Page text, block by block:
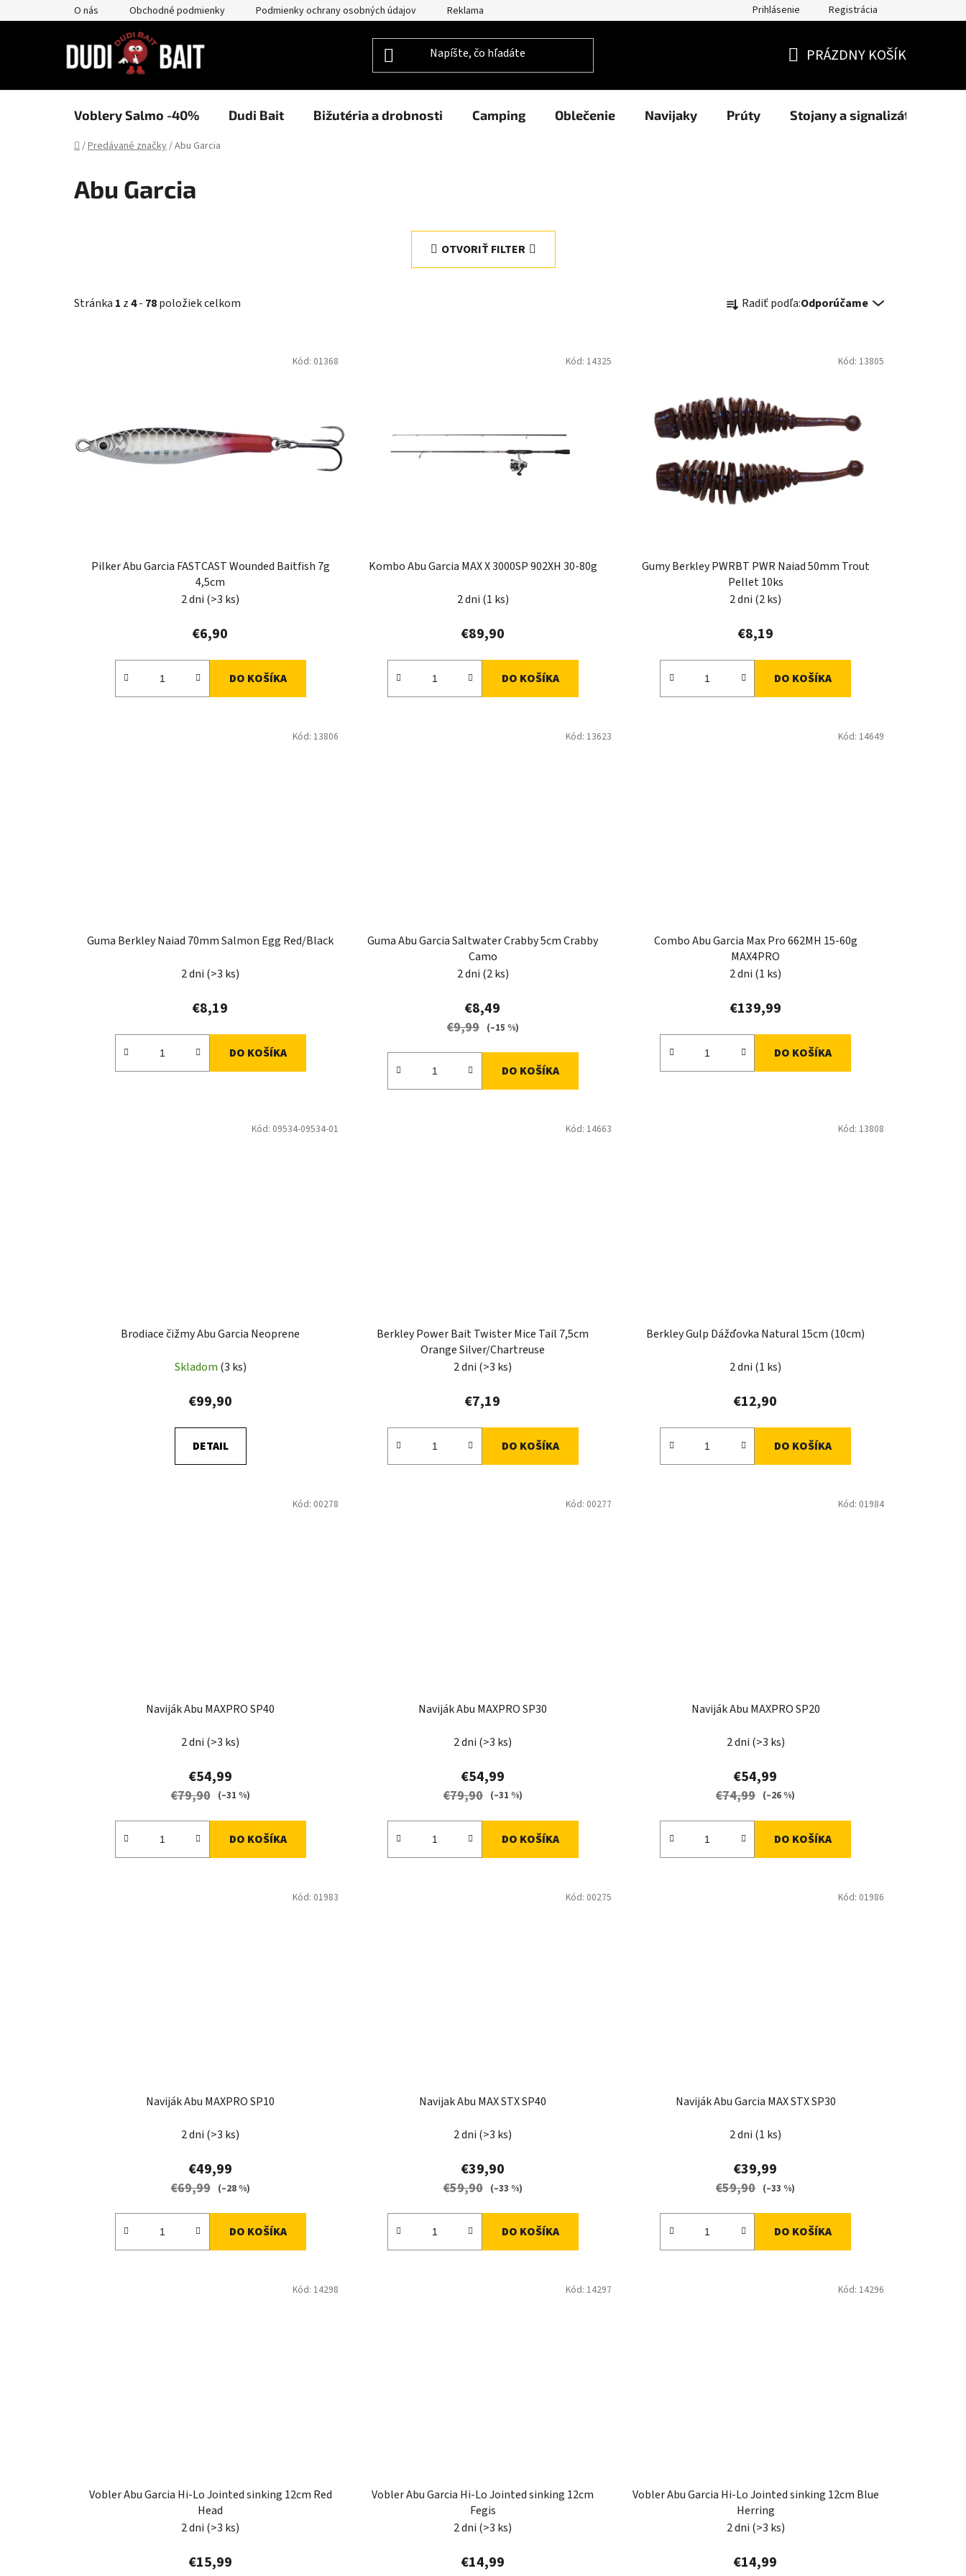
na
O nás Obchodné podmienky Podmienky ochrany osobných údajov Reklamačný poriadok Formuláre NAŠI PARTNERI -
Prihlásenie Registrácia
KOŠÍK
PRÁZDNY KOŠÍK
Voblery Salmo -40% Dudi Bait Bižutéria a drobnosti Camping Oblečenie Navijaky Prúty Stojany a signalizátory
Domov
/Predávané značky/Abu Garcia
Abu Garcia
OTVORIŤ FILTER
Stránka 1 z4- 78položiek celkom
a
e
p
r
o
d
u
v
Radiť podľa:Odporúčame
p
r
Pilker Abu Garcia FASTCAST Wounded Baitfish 7g
4,5cm
2 dni (>3 ks)
€6,90
DO KOŠÍKA
Kód: 01368
Kombo Abu Garcia MAX X 3000SP 902XH 30-80g
2 dni (1 ks)
€89,90
DO KOŠÍKA
Kód: 14325
Gumy Berkley PWRBT PWR Naiad 50mm Trout
Pellet 10ks
2 dni (2 ks)
€8,19
DO KOŠÍKA
Kód: 13805
Guma Berkley Naiad 70mm Salmon Egg Red/Black
2 dni (>3 ks)
€8,19
DO KOŠÍKA
Kód: 13806
Guma Abu Garcia Saltwater Crabby 5cm Crabby
Camo
2 dni (2 ks)
€8,49
€9,99 (–15 %)
DO KOŠÍKA
Kód: 13623
Combo Abu Garcia Max Pro 662MH 15-60g
MAX4PRO
2 dni (1 ks)
€139,99
DO KOŠÍKA
Kód: 14649
Brodiace čižmy Abu Garcia Neoprene
Skladom (3 ks)
€99,90
DETAIL
Kód: 09534-09534-01
Berkley Power Bait Twister Mice Tail 7,5cm
Orange Silver/Chartreuse
2 dni (>3 ks)
€7,19
DO KOŠÍKA
Kód: 14663
Berkley Gulp Dážďovka Natural 15cm (10cm)
2 dni (1 ks)
€12,90
DO KOŠÍKA
Kód: 13808
Naviják Abu MAXPRO SP40
2 dni (>3 ks)
€54,99
€79,90 (–31 %)
DO KOŠÍKA
Kód: 00278
Naviják Abu MAXPRO SP30
2 dni (>3 ks)
€54,99
€79,90 (–31 %)
DO KOŠÍKA
Kód: 00277
Naviják Abu MAXPRO SP20
2 dni (>3 ks)
€54,99
€74,99 (–26 %)
DO KOŠÍKA
Kód: 01984
Naviják Abu MAXPRO SP10
2 dni (>3 ks)
€49,99
€69,99 (–28 %)
DO KOŠÍKA
Kód: 01983
Navijak Abu MAX STX SP40
2 dni (>3 ks)
€39,90
€59,90 (–33 %)
DO KOŠÍKA
Kód: 00275
Naviják Abu Garcia MAX STX SP30
2 dni (1 ks)
€39,99
€59,90 (–33 %)
DO KOŠÍKA
Kód: 01986
Vobler Abu Garcia Hi-Lo Jointed sinking 12cm Red
Head
2 dni (>3 ks)
€15,99
Kód: 14298
Vobler Abu Garcia Hi-Lo Jointed sinking 12cm
Fegis
2 dni (>3 ks)
€14,99
Kód: 14297
Vobler Abu Garcia Hi-Lo Jointed sinking 12cm Blue
Herring
2 dni (>3 ks)
€14,99
Kód: 14296